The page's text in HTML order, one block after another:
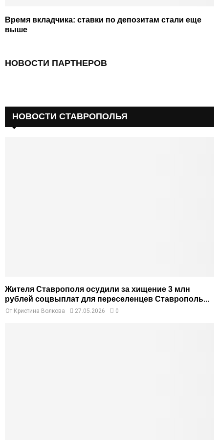
Время вкладчика: ставки по депозитам стали еще
выше
НОВОСТИ ПАРТНЕРОВ
НОВОСТИ СТАВРОПОЛЬЯ
Жителя Ставрополя осудили за хищение 3 млн
рублей соцвыплат для переселенцев Ставрополь...
От Кристина Волкова 27.05.2026 0